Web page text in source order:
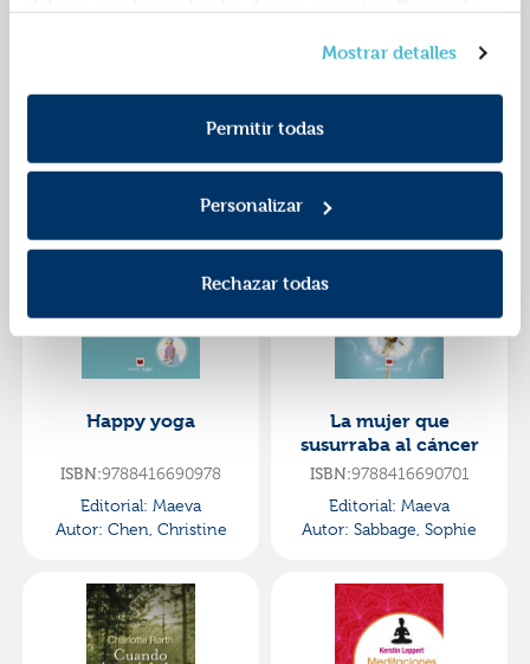
del uso que hayas hecho de sus servicios. Recuerda
consentimiento en cualquier momento. Para más
información consulta laPolítica de Cookiesy la
Política de Privacidad.
Mostrar detalles
Permitir todas
Personalizar
Rechazar todas
Autor:PaltÉn, Kristina
El pequeño libro de
Autor:Lemke, Bettina
Happy yoga
ISBN:9788416690978
Editorial: Maeva
Autor: Chen, Christine
La mujer que
susurraba al cáncer
ISBN:9788416690701
Editorial: Maeva
Autor: Sabbage, Sophie